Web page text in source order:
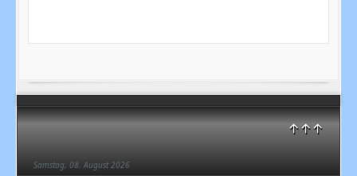
↑↑↑
Samstag, 08. August 2026